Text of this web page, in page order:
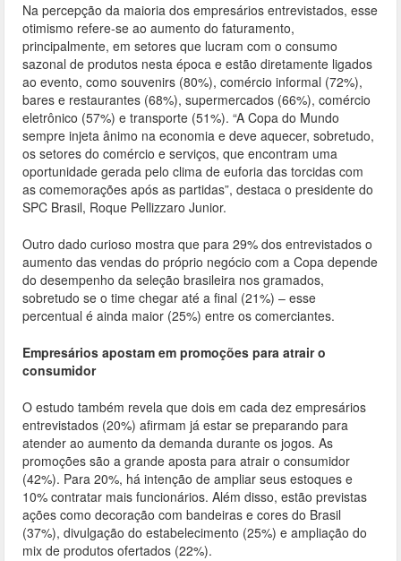
Na percepção da maioria dos empresários entrevistados, esse
otimismo refere-se ao aumento do faturamento,
principalmente, em setores que lucram com o consumo
sazonal de produtos nesta época e estão diretamente ligados
ao evento, como souvenirs (80%), comércio informal (72%),
bares e restaurantes (68%), supermercados (66%), comércio
eletrônico (57%) e transporte (51%). “A Copa do Mundo
sempre injeta ânimo na economia e deve aquecer, sobretudo,
os setores do comércio e serviços, que encontram uma
oportunidade gerada pelo clima de euforia das torcidas com
as comemorações após as partidas”, destaca o presidente do
SPC Brasil, Roque Pellizzaro Junior.
Outro dado curioso mostra que para 29% dos entrevistados o
aumento das vendas do próprio negócio com a Copa depende
do desempenho da seleção brasileira nos gramados,
sobretudo se o time chegar até a final (21%) – esse
percentual é ainda maior (25%) entre os comerciantes.
Empresários apostam em promoções para atrair o
consumidor
O estudo também revela que dois em cada dez empresários
entrevistados (20%) afirmam já estar se preparando para
atender ao aumento da demanda durante os jogos. As
promoções são a grande aposta para atrair o consumidor
(42%). Para 20%, há intenção de ampliar seus estoques e
10% contratar mais funcionários. Além disso, estão previstas
ações como decoração com bandeiras e cores do Brasil
(37%), divulgação do estabelecimento (25%) e ampliação do
mix de produtos ofertados (22%).